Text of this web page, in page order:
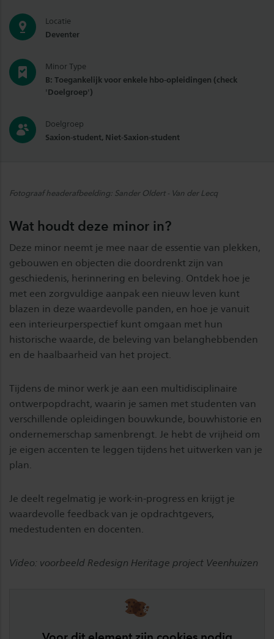
Locatie
Deventer
Minor Type
B: Toegankelijk voor enkele hbo-opleidingen (check
'Doelgroep')
Doelgroep
Saxion-student, Niet-Saxion-student
Fotograaf headerafbeelding: Sander Oldert - Van der Lecq
Wat houdt deze minor in?
Deze minor neemt je mee naar de essentie van plekken,
gebouwen en objecten die doordrenkt zijn van
geschiedenis, herinnering en beleving. Ontdek hoe je
met een zorgvuldige aanpak een nieuw leven kunt
blazen in deze waardevolle panden, en hoe je vanuit
een interieurperspectief kunt omgaan met hun
historische waarde, de beleving van belanghebbenden
en de haalbaarheid van het project.
Tijdens de minor werk je aan een multidisciplinaire
ontwerpopdracht, waarin je samen met studenten van
verschillende opleidingen bouwkunde, bouwhistorie en
ondernemerschap samenbrengt. Je hebt de vrijheid om
je eigen accenten te leggen tijdens het uitwerken van je
plan.
Je deelt regelmatig je work-in-progress en krijgt je
waardevolle feedback van je opdrachtgevers,
medestudenten en docenten.
Video: voorbeeld Redesign Heritage project Veenhuizen